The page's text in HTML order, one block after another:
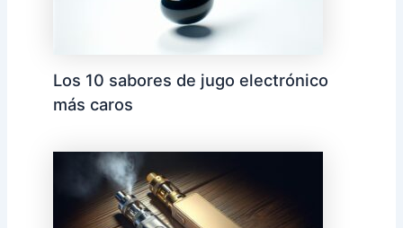
Los 10 sabores de jugo electrónico
más caros